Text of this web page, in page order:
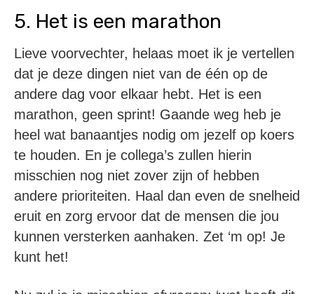
5. Het is een marathon
Lieve voorvechter, helaas moet ik je vertellen
dat je deze dingen niet van de één op de
andere dag voor elkaar hebt. Het is een
marathon, geen sprint! Gaande weg heb je
heel wat banaantjes nodig om jezelf op koers
te houden. En je collega’s zullen hierin
misschien nog niet zover zijn of hebben
andere prioriteiten. Haal dan even de snelheid
eruit en zorg ervoor dat de mensen die jou
kunnen versterken aanhaken. Zet ‘m op! Je
kunt het!